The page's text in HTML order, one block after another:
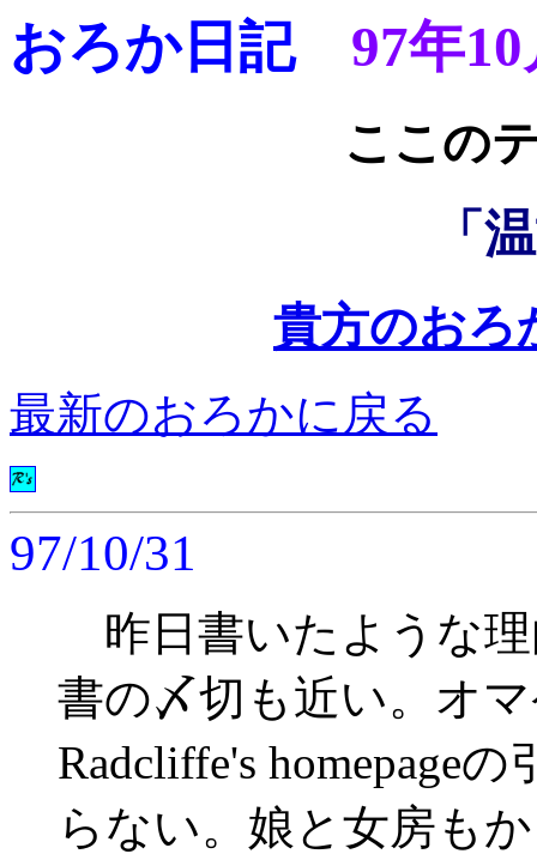
おろか日記 97年
ここ
「
貴方のおろ
最新のおろかに戻る
97/10/31
昨日書いたような
書の〆切も近い。オ
Radcliffe's homepage
らない。娘と女房も